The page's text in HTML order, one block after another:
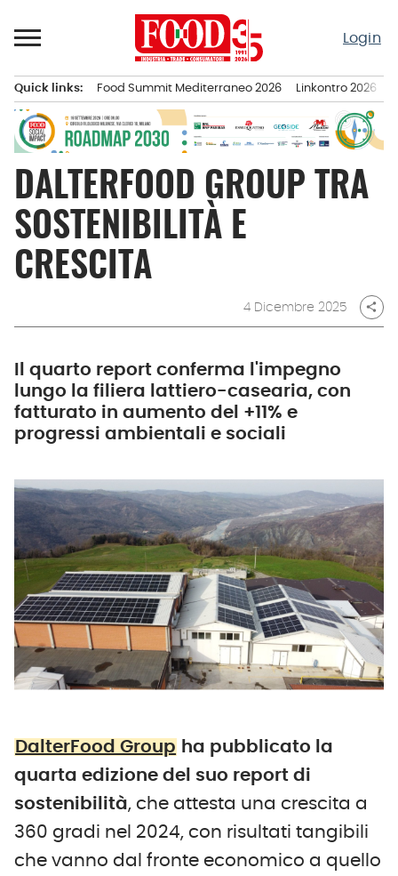
al
Login
principale
Quick links: Food Summit Mediterraneo 2026 Linkontro 2026
DALTERFOOD GROUP TRA
SOSTENIBILITÀ E
CRESCITA
4 Dicembre 2025 share
Il quarto report conferma l'impegno
lungo la filiera lattiero-casearia, con
fatturato in aumento del +11% e
progressi ambientali e sociali
DalterFood Group ha pubblicato la
quarta edizione del suo report di
sostenibilità, che attesta una crescita a
360 gradi nel 2024, con risultati tangibili
che vanno dal fronte economico a quello